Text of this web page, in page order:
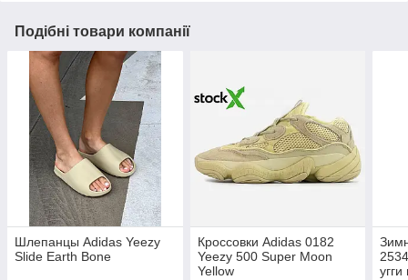
Подібні товари компанії
Шлепанцы Adidas Yeezy
Slide Earth Bone
Кроссовки Adidas 0182
Yeezy 500 Super Moon
Yellow